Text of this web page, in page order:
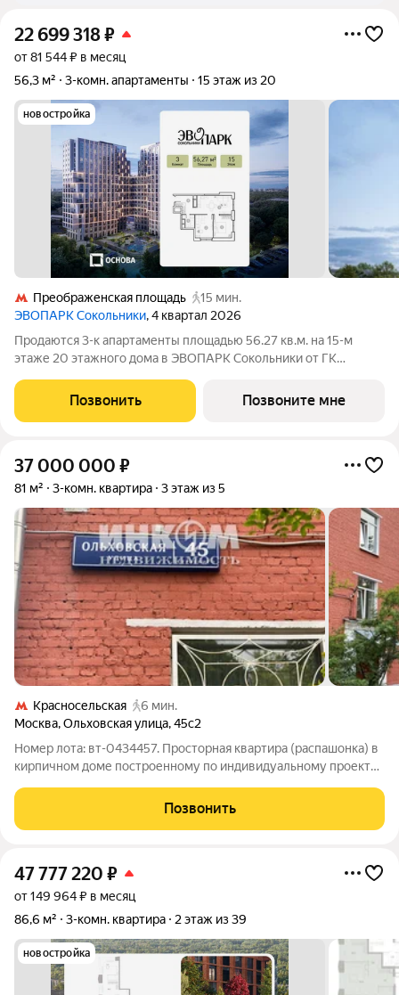
22 699 318₽
от 81 544 ₽ в месяц
56,3 м²
3-комн. апартаменты 15 этаж из 20
новостройка
Преображенская площадь
15 мин.
ЭВОПАРК Сокольники, 4 квартал 2026
Продаются 3-к апартаменты площадью 56.27 кв.м. на 15-м
этаже 20 этажного дома в ЭВОПАРК Сокольники от ГК
историческом районе Преображенское, в 300 метрах от парка
Сокольники. "ЭВОПАРК Сокольники" расположен
Позвонить Позвоните мне
37 000 000 ₽
81 м² 3-комн. квартира 3 этаж из 5
Красносельская
6 мин.
Москва,Ольховская улица,45с2
Номер лота: вт-0434457. Просторная квартира (распашонка) в
кирпичном доме построенному по индивидуальному проекту,
спортивную площадки, Въезд под шлагбаум. Состояние жилое,
пластиковые
Позвонить
47 777 220 ₽
от 149 964 ₽ в месяц
86,6 м²
3-комн. квартира 2 этаж из 39
новостройка